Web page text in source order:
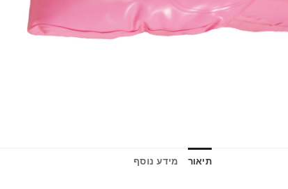
תיאור מידע נוסף